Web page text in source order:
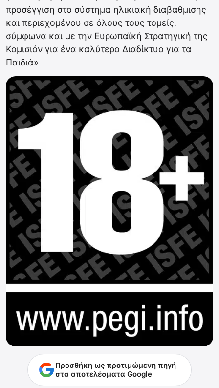
προσέγγιση στο σύστημα ηλικιακή διαβάθμισης
και περιεχομένου σε όλους τους τομείς,
σύμφωνα και με την Ευρωπαϊκή Στρατηγική της
Κομισιόν για ένα καλύτερο Διαδίκτυο για τα
Παιδιά».
Προσθήκη ως προτιμώμενη πηγή
στα αποτελέσματα Google